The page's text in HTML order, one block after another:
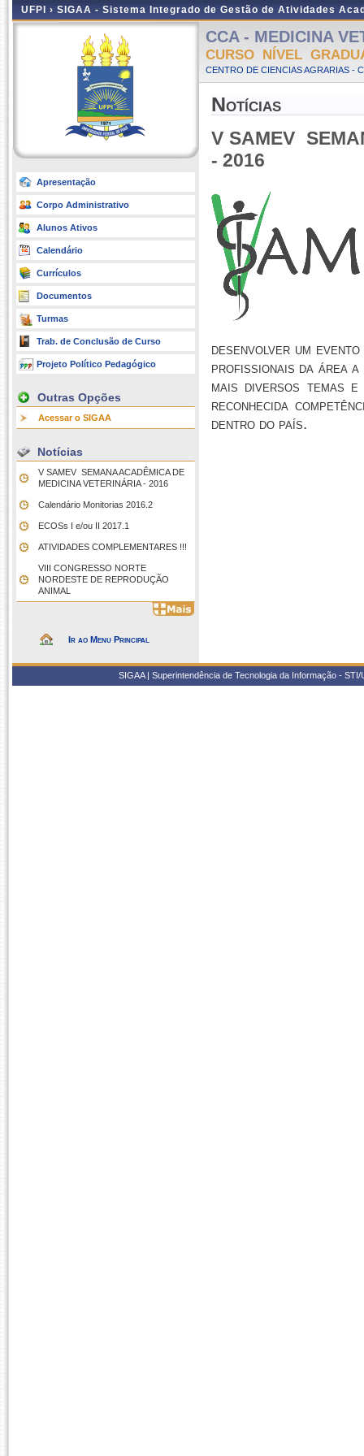
UFPI › SIGAA - Sistema Integrado de Gestão de Atividades
Apresentação
Corpo Administrativo
Alunos Ativos
Calendário
Currículos
Documentos
Turmas
Trab. de Conclusão de Curso
Projeto Político Pedagógico
Outras Opções
Acessar o SIGAA
Notícias
V SAMEV  SEMANA ACADÊMICA DE
MEDICINA VETERINÁRIA - 2016
Calendário Monitorias 2016.2
ECOSs I e/ou II 2017.1
ATIVIDADES COMPLEMENTARES !!!
VIII CONGRESSO NORTE
NORDESTE DE REPRODUÇÃO
ANIMAL
Ir ao Menu Principal
CCA - MEDICINA
CURSO NÍVEL
CENTRO DE CIENCIAS AGRARIAS -
Notícias
V SAMEV 
- 2016
desenvolver um
profissionais da área
mais diversos temas
reconhecida
dentro do país.
SIGAA | Superintendência de Tecnologia da Informação -